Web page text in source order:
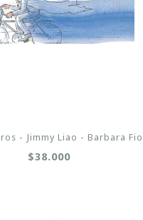
- Jimmy Liao - Barbara
$38.000